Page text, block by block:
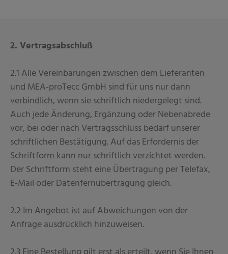
2. Vertragsabschluß
2.1 Alle Vereinbarungen zwischen dem Lieferanten
und MEA-proTecc GmbH sind für uns nur dann
verbindlich, wenn sie schriftlich niedergelegt sind.
Auch jede Änderung, Ergänzung oder Nebenabrede
vor, bei oder nach Vertragsschluss bedarf unserer
schriftlichen Bestätigung. Auf das Erfordernis der
Schriftform kann nur schriftlich verzichtet werden.
Der Schriftform steht eine Übertragung per Telefax,
E-Mail oder Datenfernübertragung gleich.
2.2 Im Angebot ist auf Abweichungen von der
Anfrage ausdrücklich hinzuweisen.